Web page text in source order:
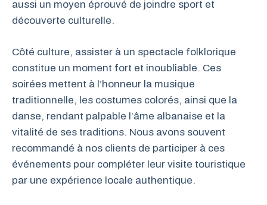
aussi un moyen éprouvé de joindre sport et
découverte culturelle.
Côté culture, assister à un spectacle folklorique
constitue un moment fort et inoubliable. Ces
soirées mettent à l’honneur la musique
traditionnelle, les costumes colorés, ainsi que la
danse, rendant palpable l’âme albanaise et la
vitalité de ses traditions. Nous avons souvent
recommandé à nos clients de participer à ces
événements pour compléter leur visite touristique
par une expérience locale authentique.